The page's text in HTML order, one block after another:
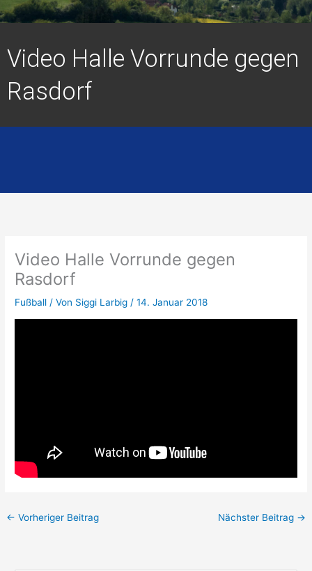
Video Halle Vorrunde gegen
Rasdorf
Video Halle Vorrunde gegen
Rasdorf
Fußball / Von Siggi Larbig/14. Januar 2018
← Vorheriger Beitrag Nächster Beitrag →